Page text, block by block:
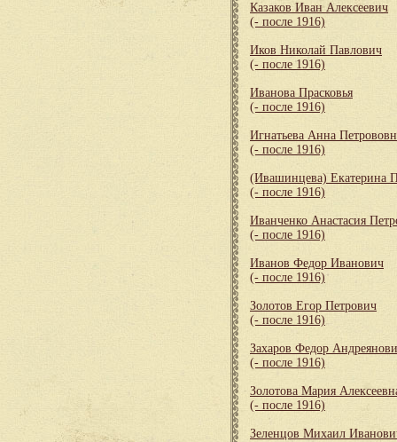
Казаков Иван Алексеевич
(- после 1916)
Иков Николай Павлович
(- после 1916)
Иванова Прасковья
(- после 1916)
Игнатьева Анна
(- после 1916)
(Ивашинцева) Екатерина
(- после 1916)
Иванченко Анастасия
(- после 1916)
Иванов Федор Иванович
(- после 1916)
Золотов Егор Петрович
(- после 1916)
Захаров Федор
(- после 1916)
Золотова Мария
(- после 1916)
Зеленцов Михаил